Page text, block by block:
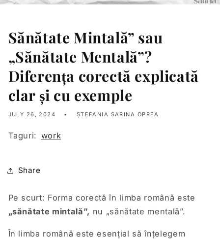
Sănătate Mintală” sau
„Sănătate Mentală”?
Diferența corectă explicată
clar și cu exemple
JULY 26, 2024 ȘTEFANIA SARINA OPREA
Taguri: work
Share
Pe scurt: Forma corectă în limba română este
„sănătate mintală”, nu „sănătate mentală”.
În limba română este esențial să înțelegem